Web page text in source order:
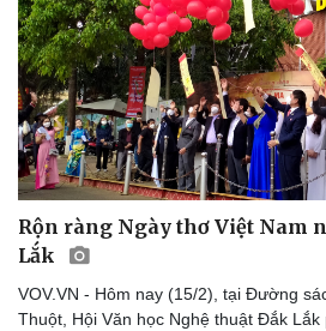
Rộn ràng Ngày thơ Việt Nam
Lắk
VOV.VN - Hôm nay (15/2), tại Đường
Thuột, Hội Văn học Nghệ thuật Đắk